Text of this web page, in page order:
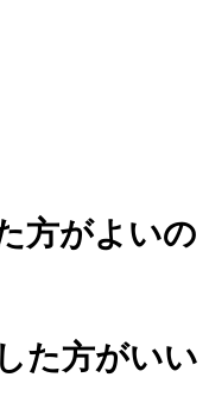
方がよいの
た方がいい